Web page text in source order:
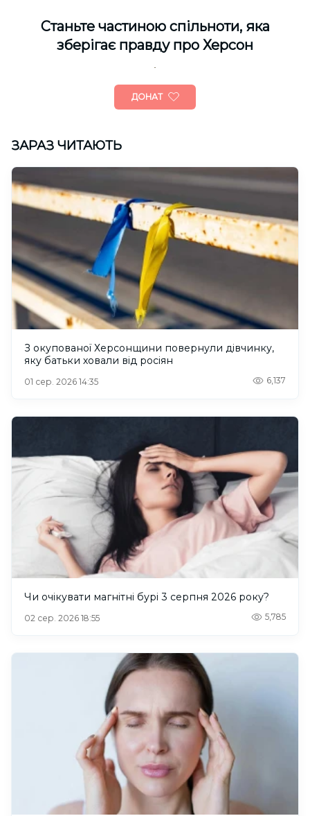
Cтаньте частиною спільноти, яка
зберігає правду про Херсон
ДОНАТ
ЗАРАЗ ЧИТАЮТЬ
З окупованої Херсонщини повернули дівчинку,
яку батьки ховали від росіян
01 сер. 2026 14:35 6,137
Чи очікувати магнітні бурі 3 серпня 2026 року?
02 сер. 2026 18:55 5,785